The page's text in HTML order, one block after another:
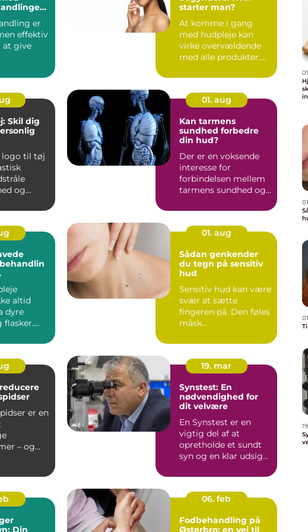
er
effektiv
at give
starter man?
At komme i gang
med hudpleje kan
virke overvældende
med alle produkter,
Skil dig
logo til tøj
og
01. aug
Kan tarmens
sundhed forbedre
din hud?
Der er en voksende
interesse for
forbindelsen mellem
tarmens sundhed og
m...
altid
dyre
flasker.
01. aug
Sådan genkender
du tegn på sensitiv
hud
Sensitiv hud kan være
svær at sætte
fingeren på. Den føles
måsk...
er en
– og
19. mar
Synstest: En
nødvendighed for
dit velvære
En Synstest er en
vigtig del af at
opretholde et sundt
syn og en klar udsigt
Din
06. feb
Fodbehandling på
Østerbro: en vej til